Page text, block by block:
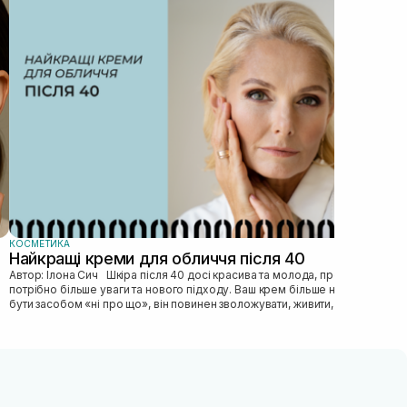
КОСМЕТИКА
Найкращі креми для обличчя після 40
Автор: Ілона Сич Шкіра після 40 досі красива та молода, просто їй
потрібно більше уваги та нового підходу. Ваш крем більше не може
бути засобом «ні про що», він повинен зволожувати, живити, покр...